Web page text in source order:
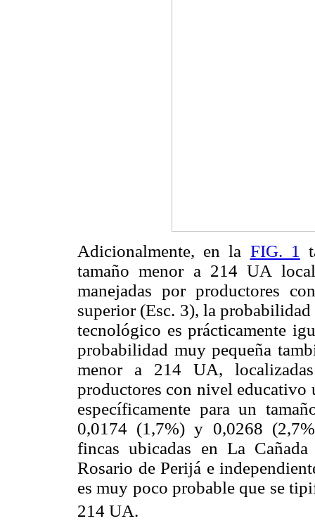
Adicionalmente, en la FIG. 1
tamaño menor a 214 UA
manejadas por productores
superior (Esc. 3), la
tecnológico es prácticamente
probabilidad muy pequeña
menor a 214 UA,
productores con nivel educativo
específicamente para un
0,0174 (1,7%) y 0,0268
fincas ubicadas en La
Rosario de Perijá e
es muy poco probable que se
214 UA.